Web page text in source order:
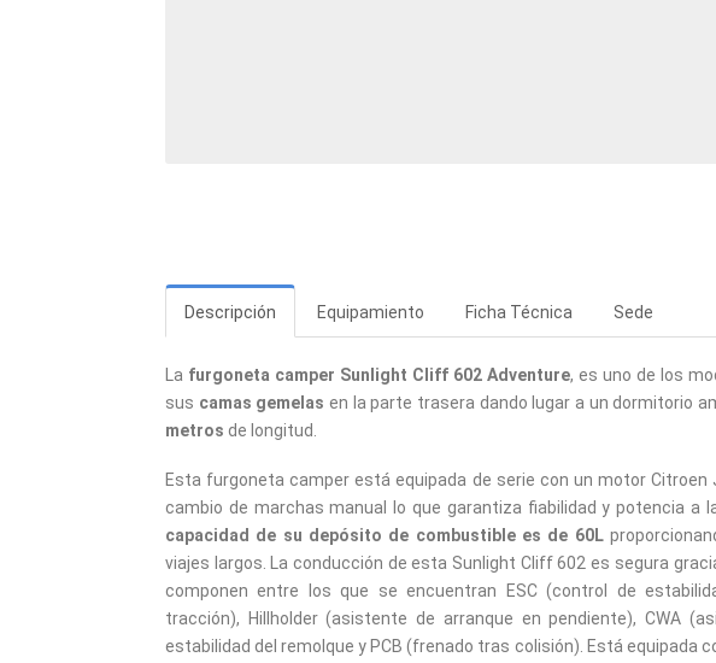
Descripción Equipamiento Ficha Técnica Sede
La furgoneta camper Sunlight Cliff 602 Adventure, es uno de los
sus camas gemelas en la parte trasera dando lugar a un dormitorio
metros de longitud.
Esta furgoneta camper está equipada de serie con un motor Citroen
cambio de marchas manual lo que garantiza fiabilidad y potencia a
capacidad de su depósito de combustible es de 60L
viajes largos. La conducción de esta Sunlight Cliff 602 es segura
componen entre los que se encuentran ESC (control de
tracción), Hillholder (asistente de arranque en pendiente), CWA
estabilidad del remolque y PCB (frenado tras colisión). Está equipada